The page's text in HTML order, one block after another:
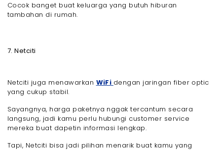
Cocok banget buat keluarga yang butuh hiburan
tambahan di rumah.
7. Netciti
Netciti juga menawarkan WiFi dengan jaringan fiber optic
yang cukup stabil.
Sayangnya, harga paketnya nggak tercantum secara
langsung, jadi kamu perlu hubungi customer service
mereka buat dapetin informasi lengkap.
Tapi, Netciti bisa jadi pilihan menarik buat kamu yang